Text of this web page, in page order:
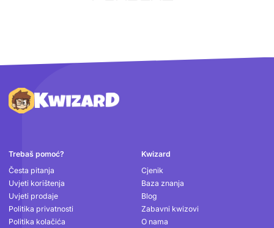
Podnožje
Trebaš pomoć?
Česta pitanja
Uvjeti korištenja
Uvjeti prodaje
Politika privatnosti
Politika kolačića
Kwizard
Cjenik
Baza znanja
Blog
Zabavni kwizovi
O nama